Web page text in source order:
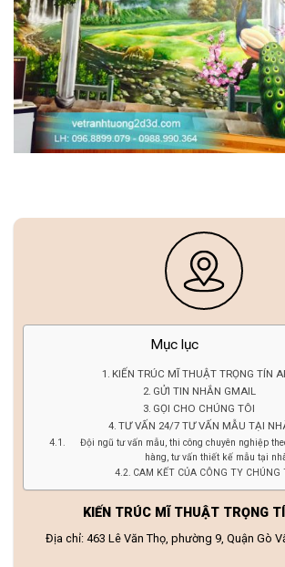
Mục lục
KIẾN TRÚC MĨ THUẬT TRỌNG TÍN
GỬI TIN NHẮN GMAIL
GỌI CHO CHÚNG TÔI
TƯ VẤN 24/7 TƯ VẤN MẪU TẠI
Đội ngũ tư vấn mẫu, thi công chuyên nghiệp
hàng, tư vấn thiết kế mẫu tại
CAM KẾT CỦA CÔNG TY CHÚNG
KIẾN TRÚC MĨ THUẬT TRỌNG
Địa chỉ: 463 Lê Văn Thọ, phường 9, Quận Gò